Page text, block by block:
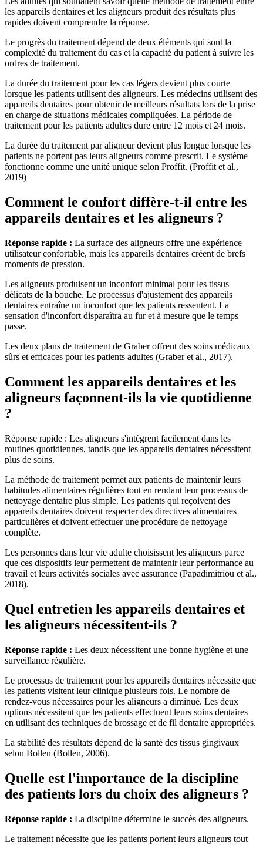
les appareils dentaires et les aligneurs produit des résultats plus
rapides doivent comprendre la réponse.
Le progrès du traitement dépend de deux éléments qui sont la
complexité du traitement du cas et la capacité du patient à suivre les
ordres de traitement.
La durée du traitement pour les cas légers devient plus courte
lorsque les patients utilisent des aligneurs. Les médecins utilisent des
appareils dentaires pour obtenir de meilleurs résultats lors de la prise
en charge de situations médicales compliquées. La période de
traitement pour les patients adultes dure entre 12 mois et 24 mois.
La durée du traitement par aligneur devient plus longue lorsque les
patients ne portent pas leurs aligneurs comme prescrit. Le système
fonctionne comme une unité unique selon Proffit. (Proffit et al.,
2019)
Comment le confort diffère-t-il entre les
appareils dentaires et les aligneurs ?
Réponse rapide : La surface des aligneurs offre une expérience
utilisateur confortable, mais les appareils dentaires créent de brefs
moments de pression.
Les aligneurs produisent un inconfort minimal pour les tissus
délicats de la bouche. Le processus d'ajustement des appareils
dentaires entraîne un inconfort que les patients ressentent. La
sensation d'inconfort disparaîtra au fur et à mesure que le temps
passe.
Les deux plans de traitement de Graber offrent des soins médicaux
sûrs et efficaces pour les patients adultes (Graber et al., 2017).
Comment les appareils dentaires et les
aligneurs façonnent-ils la vie quotidienne
?
Réponse rapide : Les aligneurs s'intègrent facilement dans les
routines quotidiennes, tandis que les appareils dentaires nécessitent
plus de soins.
La méthode de traitement permet aux patients de maintenir leurs
habitudes alimentaires régulières tout en rendant leur processus de
nettoyage dentaire plus simple. Les patients qui reçoivent des
appareils dentaires doivent respecter des directives alimentaires
particulières et doivent effectuer une procédure de nettoyage
complète.
Les personnes dans leur vie adulte choisissent les aligneurs parce
que ces dispositifs leur permettent de maintenir leur performance au
travail et leurs activités sociales avec assurance (Papadimitriou et al.,
2018).
Quel entretien les appareils dentaires et
les aligneurs nécessitent-ils ?
Réponse rapide : Les deux nécessitent une bonne hygiène et une
surveillance régulière.
Le processus de traitement pour les appareils dentaires nécessite que
les patients visitent leur clinique plusieurs fois. Le nombre de
rendez-vous nécessaires pour les aligneurs a diminué. Les deux
options nécessitent que les patients effectuent leurs soins dentaires
en utilisant des techniques de brossage et de fil dentaire appropriées.
La stabilité des résultats dépend de la santé des tissus gingivaux
selon Bollen (Bollen, 2006).
Quelle est l'importance de la discipline
des patients lors du choix des aligneurs ?
Réponse rapide : La discipline détermine le succès des aligneurs.
Le traitement nécessite que les patients portent leurs aligneurs tout